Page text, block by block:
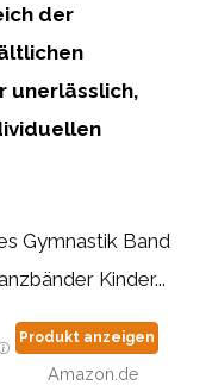
der
unerlässlich,
Gymnastik Band
Kinder...
Produkt anzeigen
Amazon.de